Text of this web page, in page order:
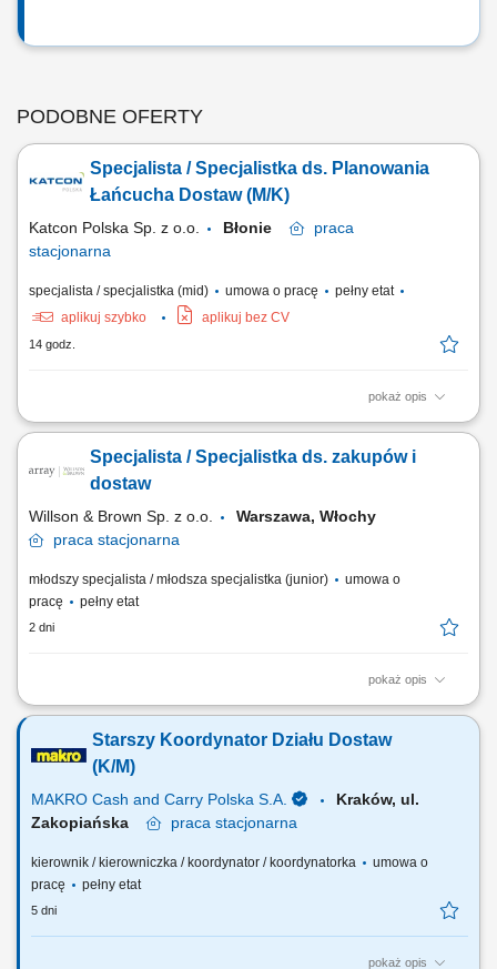
PODOBNE OFERTY
Specjalista / Specjalistka ds. Planowania
Łańcucha Dostaw (M/K)
Katcon Polska Sp. z o.o. Błonie
praca
stacjonarna
specjalista / specjalistka (mid) umowa o pracę
pełny etat
aplikuj szybko
aplikuj bez CV
14 godz.
pokaż opis
Opis stanowiska Monitorowanie i kontrolowanie poziomów stanów
Koordynowanie zapasów w oparciu o aktualne plany produkcyjne oraz
prognozy rynkowe; Wprowadzanie, weryfikacja i administracja danymi
Specjalista / Specjalistka ds. zakupów i
dostaw
Willson & Brown Sp. z o.o.
Warszawa, Włochy
praca stacjonarna
młodszy specjalista / młodsza specjalistka (junior)
umowa o
pracę
pełny etat
2 dni
pokaż opis
Twoje Zadania: identyfikacja dostawców oraz pozyskiwanie informacji o
oraz porównywanie otrzymanych propozycji; udział w procesie
zamawiania materiałów i usług; wprowadzanie danych zakupowych do
Starszy Koordynator Działu Dostaw
(K/M)
MAKRO Cash and Carry Polska S.A.
Kraków, ul.
Zakopiańska
praca stacjonarna
kierownik / kierowniczka / koordynator / koordynatorka
umowa o
pracę
pełny etat
5 dni
pokaż opis